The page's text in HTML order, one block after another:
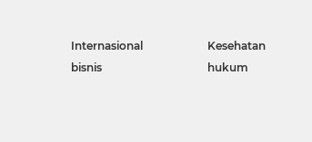
Internasional Kesehatan
bisnis hukum